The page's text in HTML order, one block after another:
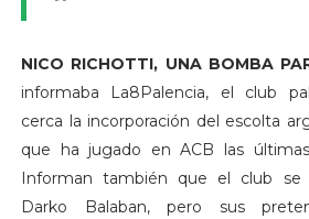
NICO RICHOTTI, UNA BOMBA
informaba La8Palencia, el club
cerca la incorporación del escolta
que ha jugado en ACB las
Informan también que el club se
Darko Balaban, pero sus